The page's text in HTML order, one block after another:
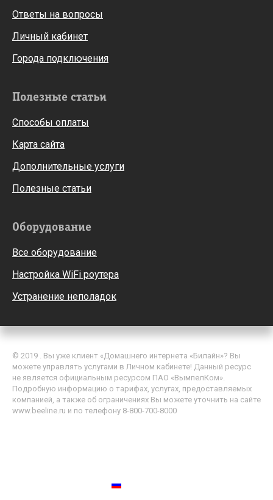
Ответы на вопросы
Личный кабинет
Города подключения
Полезные статьи
Способы оплаты
Карта сайта
Дополнительные услуги
Полезные статьи
Оборудование
Все оборудование
Настройка WiFi роутера
Устранение неполадок
© 2019 . Вы уже клиент «Домашнего интернета «Билайн»? Вы
можете управлять услугами в Личном кабинете! Данный ресурс
не является официальным ресурсом ПАО «ВымпелКом».
Подробную информацию о тарифах, услугах, предоставляемых
компанией, а также об ограничениях Вы можете уточнить на сайте
www.beeline.ru и по телефону 8-800-700-8000